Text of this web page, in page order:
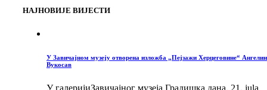
НАЈНОВИЈЕ ВИЈЕСТИ
У Завичајном музеју отворена изложба „Пејзажи Херцеговине“
Вукосав